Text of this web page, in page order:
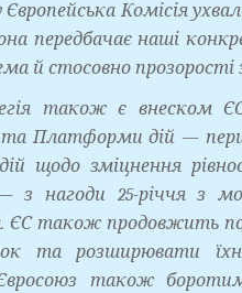
Комісія
передбачає наші
й стосовно
також є внеском ЄС
та Платформи дій —
щодо зміцнення
з нагоди 25-річчя з
ЄС також продовжить
та розширювати
також